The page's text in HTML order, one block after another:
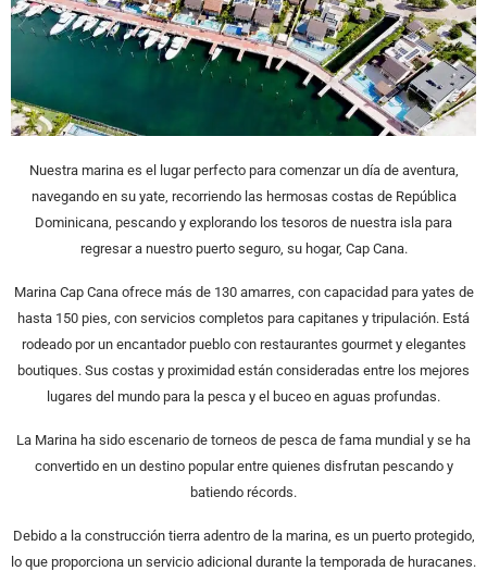
Nuestra marina es el lugar perfecto para comenzar un día de aventura,
navegando en su yate, recorriendo las hermosas costas de República
Dominicana, pescando y explorando los tesoros de nuestra isla para
regresar a nuestro puerto seguro, su hogar, Cap Cana.
Marina Cap Cana ofrece más de 130 amarres, con capacidad para yates de
hasta 150 pies, con servicios completos para capitanes y tripulación. Está
rodeado por un encantador pueblo con restaurantes gourmet y elegantes
boutiques. Sus costas y proximidad están consideradas entre los mejores
lugares del mundo para la pesca y el buceo en aguas profundas.
La Marina ha sido escenario de torneos de pesca de fama mundial y se ha
convertido en un destino popular entre quienes disfrutan pescando y
batiendo récords.
Debido a la construcción tierra adentro de la marina, es un puerto protegido,
lo que proporciona un servicio adicional durante la temporada de huracanes.